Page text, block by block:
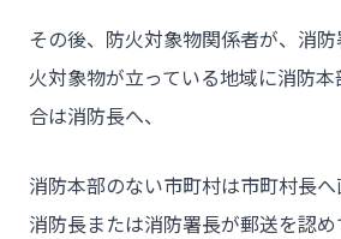
その後、防火対象物関係者が、消
火対象物が立っている地域に消防
合は消防長へ、
消防本部のない市町村は市町村長
消防長または消防署長が郵送を認